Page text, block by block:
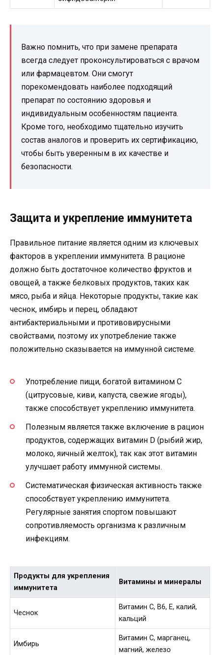
Важно помнить, что при замене препарата
всегда следует проконсультироваться с врачом
или фармацевтом. Они смогут
порекомендовать наиболее подходящий
препарат по состоянию здоровья и
индивидуальным особенностям пациента.
Кроме того, необходимо тщательно изучить
состав аналогов и проверить их сертификацию,
чтобы быть уверенным в их качестве и
безопасности.
Защита и укрепление иммунитета
Правильное питание является одним из ключевых
факторов в укреплении иммунитета. В рационе
должно быть достаточное количество фруктов и
овощей, а также белковых продуктов, таких как
мясо, рыба и яйца. Некоторые продукты, такие как
чеснок, имбирь и перец, обладают
антибактериальными и противовирусными
свойствами, поэтому их употребление также
положительно сказывается на иммунной системе.
Употребление пищи, богатой витамином С
(цитрусовые, киви, капуста, свежие ягоды),
также способствует укреплению иммунитета.
Полезным является также включение в рацион
продуктов, содержащих витамин D (рыбий жир,
молоко, яичный желток), так как этот витамин
улучшает работу иммунной системы.
Систематическая физическая активность также
способствует укреплению иммунитета.
Регулярные занятия спортом повышают
сопротивляемость организма к различным
инфекциям.
Продукты для укрепления
иммунитета
Витамины и минералы
Чеснок
Витамин С, B6, E, калий,
кальций
Имбирь
Витамин С, марганец,
магний, железо